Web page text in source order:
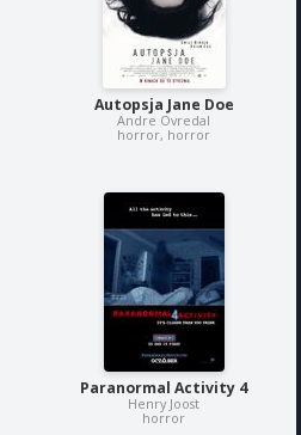
Autopsja Jane Doe
Andre Ovredal
horror, horror
Paranormal Activity 4
Henry Joost
horror